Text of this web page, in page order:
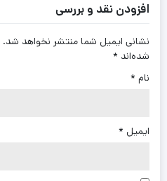
افزودن نقد و بررسی
نشانی ایمیل شما منتشر نخواهد شد.
شده‌اند *
نام *
ایمیل *